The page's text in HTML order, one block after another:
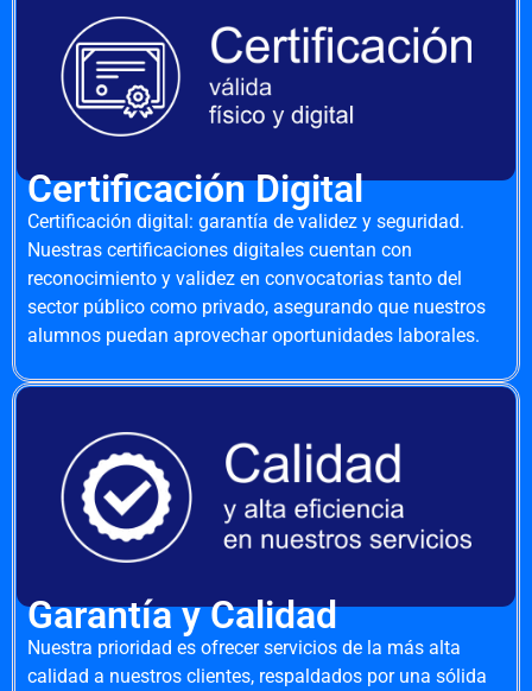
Certificación Digital
Certificación digital: garantía de validez y seguridad.
Nuestras certificaciones digitales cuentan con
reconocimiento y validez en convocatorias tanto del
sector público como privado, asegurando que nuestros
alumnos puedan aprovechar oportunidades laborales.
Garantía y Calidad
Nuestra prioridad es ofrecer servicios de la más alta
calidad a nuestros clientes, respaldados por una sólida